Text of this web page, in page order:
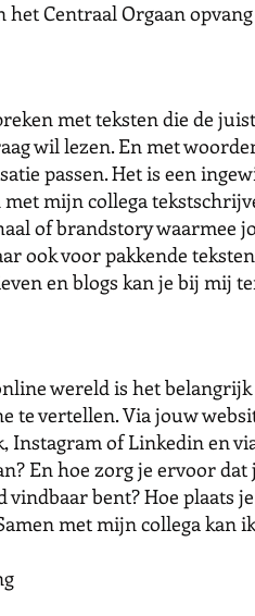
Centraal Orgaan
met teksten die de
wil lezen. En met
passen. Het is een
mijn collega
of brandstory waarmee
ook voor pakkende
en blogs kan je bij mij
wereld is het
te vertellen. Via jouw
Instagram of Linkedin en
En hoe zorg je ervoor dat
vindbaar bent? Hoe plaats
met mijn collega kan